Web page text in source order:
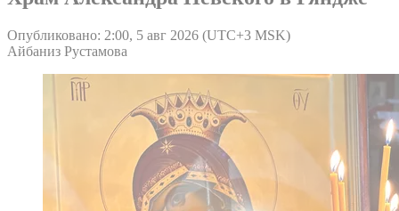
Опубликовано: 2:00, 5 авг 2026 (UTC+3 MSK)
Айбаниз Рустамова